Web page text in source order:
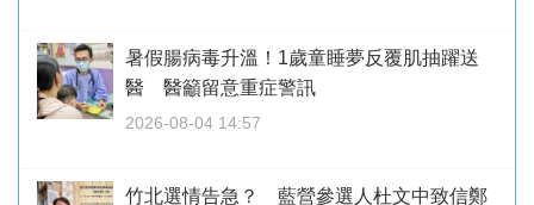
暑假腸病毒升溫！1歲童睡夢反覆肌抽躍送
醫 醫籲留意重症警訊
2026-08-04 14:57
竹北選情告急？ 藍營參選人杜文中致信鄭